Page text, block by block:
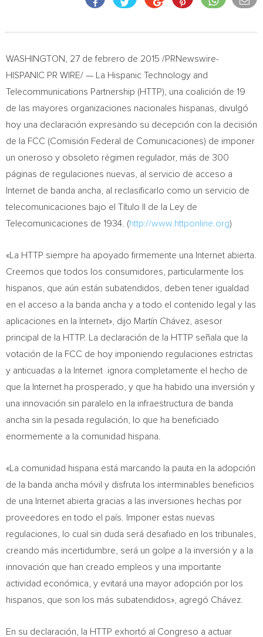
WASHINGTON, 27 de febrero de 2015 /PRNewswire-
HISPANIC PR WIRE/ — La Hispanic Technology and
Telecommunications Partnership (HTTP), una coalición de 19
de las mayores organizaciones nacionales hispanas, divulgó
hoy una declaración expresando su decepción con la decisión
de la FCC (Comisión Federal de Comunicaciones) de imponer
un oneroso y obsoleto régimen regulador, más de 300
páginas de regulaciones nuevas, al servicio de acceso a
Internet de banda ancha, al reclasificarlo como un servicio de
telecomunicaciones bajo el Título II de la Ley de
Telecomunicaciones de 1934. (http://www.httponline.org)
«La HTTP siempre ha apoyado firmemente una Internet abierta.
Creemos que todos los consumidores, particularmente los
hispanos, que aún están subatendidos, deben tener igualdad
en el acceso a la banda ancha y a todo el contenido legal y las
aplicaciones en la Internet», dijo Martín Chávez, asesor
principal de la HTTP. La declaración de la HTTP señala que la
votación de la FCC de hoy imponiendo regulaciones estrictas
y anticuadas a la Internet ignora completamente el hecho de
que la Internet ha prosperado, y que ha habido una inversión y
una innovación sin paralelo en la infraestructura de banda
ancha sin la pesada regulación, lo que ha beneficiado
enormemente a la comunidad hispana.
«La comunidad hispana está marcando la pauta en la adopción
de la banda ancha móvil y disfruta los interminables beneficios
de una Internet abierta gracias a las inversiones hechas por
proveedores en todo el país. Imponer estas nuevas
regulaciones, lo cual sin duda será desafiado en los tribunales,
creando más incertidumbre, será un golpe a la inversión y a la
innovación que han creado empleos y una importante
actividad económica, y evitará una mayor adopción por los
hispanos, que son los más subatendidos», agregó Chávez.
En su declaración, la HTTP exhortó al Congreso a actuar